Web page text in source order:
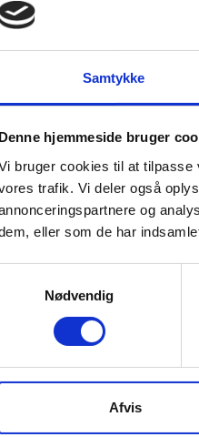
Samtykke
Denne hjemmeside bruger
bruger cookies til at tilpasse
trafik. Vi deler også
og
eller som de har
Nødvendig
Afvis
MacBook Pro
4.629 kr.
Derfor skal
A1990